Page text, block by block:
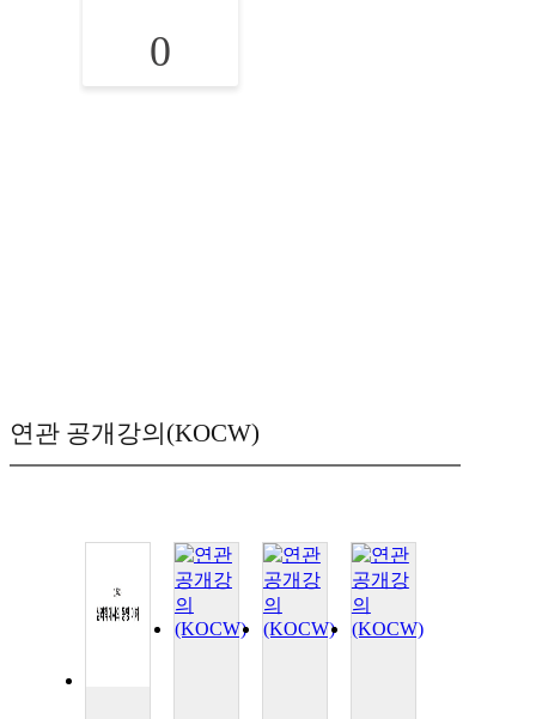
0
연관 공개강의(KOCW)